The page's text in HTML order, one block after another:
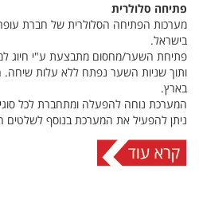
פתיחה סלולרית
מערכות הפתיחה הסלולרית של חברת
בישראל.
פתיחת השער/מחסום מתבצעת ע"י חיוג
ותוך שניות השער נפתח ללא עלות שיחה.
בארץ.
המערכת נוחה להפעלה ומתחברת לכל
ניתן להפעיל את המערכת בנוסף לשלטים